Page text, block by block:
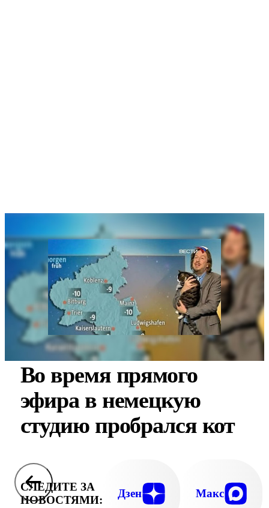
Во время прямого
эфира в немецкую
студию пробрался кот
СЛЕДИТЕ ЗА
НОВОСТЯМИ:
Дзен Макс